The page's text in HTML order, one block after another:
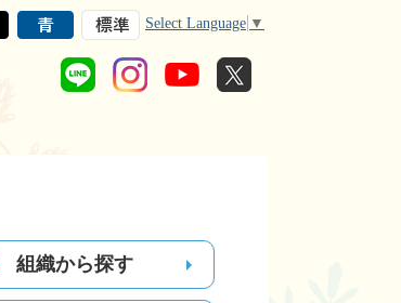
Select Language ▼
組織から探す